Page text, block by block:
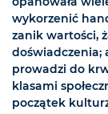
wykorzenić
zanik wartości,
doświadczenia;
prowadzi do
klasami
początek